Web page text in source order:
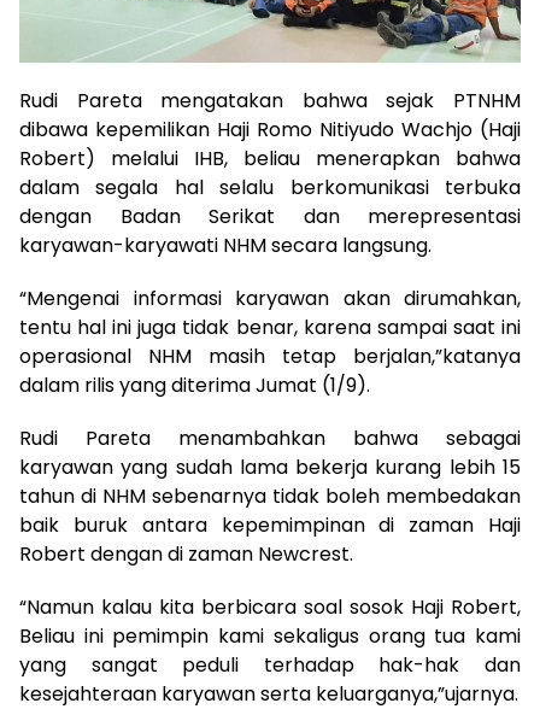
Rudi Pareta mengatakan bahwa sejak PTNHM
dibawa kepemilikan Haji Romo Nitiyudo Wachjo (Haji
Robert) melalui IHB, beliau menerapkan bahwa
dalam segala hal selalu berkomunikasi terbuka
dengan Badan Serikat dan merepresentasi
karyawan-karyawati NHM secara langsung.
“Mengenai informasi karyawan akan dirumahkan,
tentu hal ini juga tidak benar, karena sampai saat ini
operasional NHM masih tetap berjalan,”katanya
dalam rilis yang diterima Jumat (1/9).
Rudi Pareta menambahkan bahwa sebagai
karyawan yang sudah lama bekerja kurang lebih 15
tahun di NHM sebenarnya tidak boleh membedakan
baik buruk antara kepemimpinan di zaman Haji
Robert dengan di zaman Newcrest.
“Namun kalau kita berbicara soal sosok Haji Robert,
Beliau ini pemimpin kami sekaligus orang tua kami
yang sangat peduli terhadap hak-hak dan
kesejahteraan karyawan serta keluarganya,”ujarnya.